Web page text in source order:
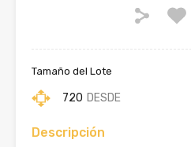
Tamaño del Lote
720 DESDE
Descripción